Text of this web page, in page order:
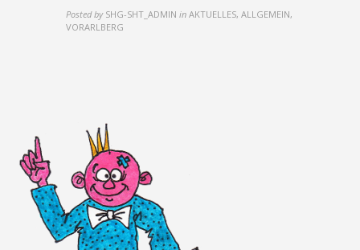
Posted by SHG-SHT_ADMIN in AKTUELLES, ALLGEMEIN,
VORARLBERG